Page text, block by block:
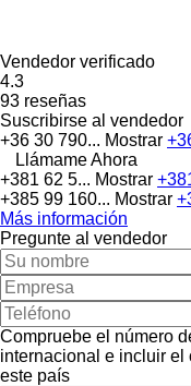
Vendedor verificado
4.3
93 reseñas
Suscribirse al vendedor
+36 30 790... Mostrar
Llámame Ahora
+381 62 5... Mostrar
+385 99 160... Mostrar
Más información
Pregunte al vendedor
Compruebe el número
internacional e incluir el
este país